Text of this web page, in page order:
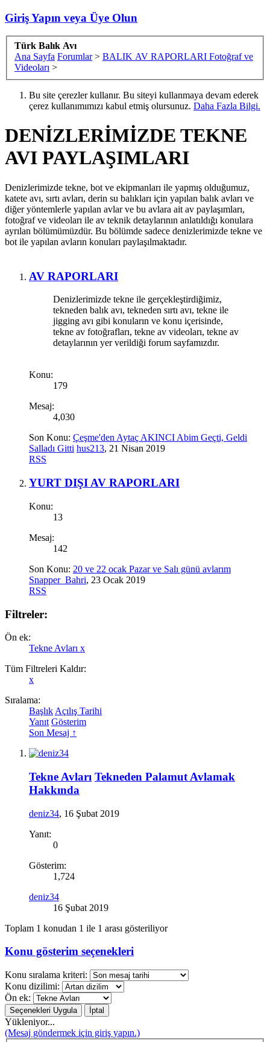
Giriş Yapın veya Üye Olun
Türk Balık Avı
Ana Sayfa Forumlar > BALIK AV RAPORLARI Fotoğraf ve
Videoları >
Bu site çerezler kullanır. Bu siteyi kullanmaya devam ederek
çerez kullanımımızı kabul etmiş olursunuz. Daha Fazla Bilgi.
DENİZLERİMİZDE TEKNE
AVI PAYLAŞIMLARI
Denizlerimizde tekne, bot ve ekipmanları ile yapmış olduğumuz,
katete avı, sırtı avları, derin su balıkları için yapılan balık avları ve
diğer yöntemlerle yapılan avlar ve bu avlara ait av paylaşımları,
fotoğraf ve videoları ile av teknik detaylarının anlatıldığı konulara
ayrılan bölümümüzdür. Bu bölümde sadece denizlerimizde tekne ve
bot ile yapılan avların konuları paylaşılmaktadır.
AV RAPORLARI
Denizlerimizde tekne ile gerçekleştirdiğimiz,
tekneden balık avı, tekneden sırtı avı, tekne ile
jigging avı gibi konuların ve konu içerisinde,
tekne av fotoğrafları, tekne av videoları, tekne av
detaylarının yer verildiği forum sayfamızdır.
Konu:
179
Mesaj:
4,030
Son Konu: Çeşme'den Aytaç AKINCI Abim Geçti, Geldi
Salladı Gitti hus213, 21 Nisan 2019
RSS
YURT DIŞI AV RAPORLARI
Konu:
13
Mesaj:
142
Son Konu: 20 ve 22 ocak Pazar ve Salı günü avlarım
Snapper_Bahri, 23 Ocak 2019
RSS
Filtreler:
Ön ek:
Tekne Avları x
Tüm Filtreleri Kaldır:
x
Sıralama:
Başlık Açılış Tarihi
Yanıt Gösterim
Son Mesaj ↑
Tekne Avları Tekneden Palamut Avlamak
Hakkında
deniz34, 16 Şubat 2019
Yanıt:
0
Gösterim:
1,724
deniz34
16 Şubat 2019
Toplam 1 konudan 1 ile 1 arası gösteriliyor
Konu gösterim seçenekleri
Konu sıralama kriteri:
Konu dizilimi:
Ön ek:
Yükleniyor...
(Mesaj göndermek için giriş yapın.)